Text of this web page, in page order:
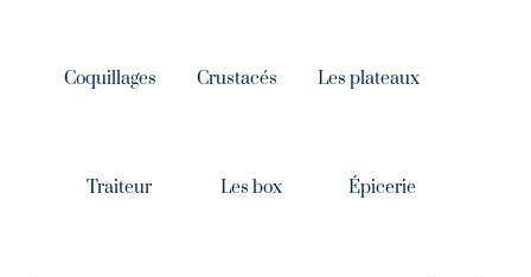
Coquillages Crustacés Les plateaux
Traiteur Les box Épicerie